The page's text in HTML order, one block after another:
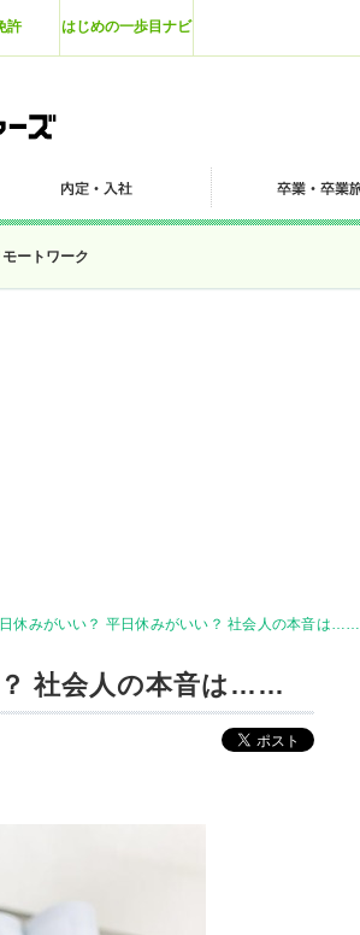
許 はじめの一歩目ナビ
モートワーク
休みがいい？ 平日休みがいい？ 社会人の本音は……
社会人の本音は……